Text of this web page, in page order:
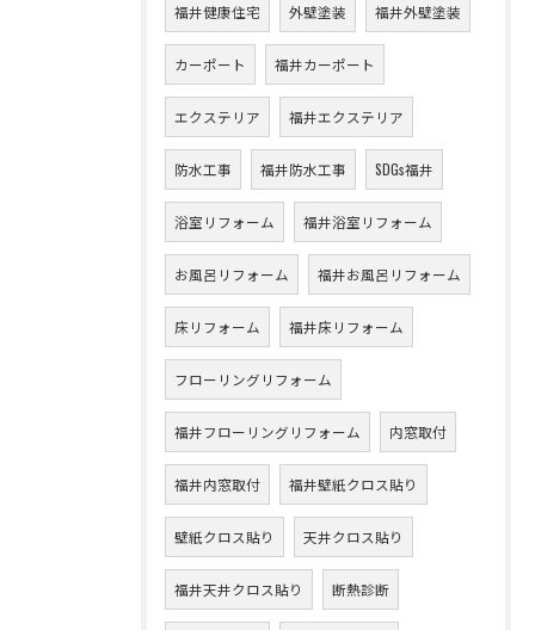
福井健康住宅 外壁塗装 福井外壁塗装
カーポート 福井カーポート
エクステリア 福井エクステリア
防水工事 福井防水工事 SDGs福井
浴室リフォーム 福井浴室リフォーム
お風呂リフォーム 福井お風呂リフォーム
床リフォーム 福井床リフォーム
フローリングリフォーム
福井フローリングリフォーム 内窓取付
福井内窓取付 福井壁紙クロス貼り
壁紙クロス貼り 天井クロス貼り
福井天井クロス貼り 断熱診断